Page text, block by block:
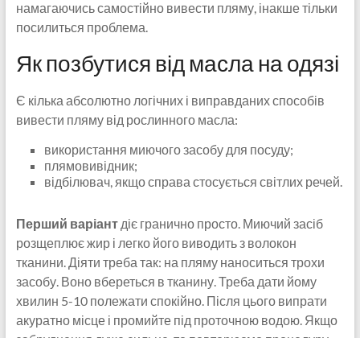
намагаючись самостійно вивести пляму, інакше тільки
посилиться проблема.
Як позбутися від масла на одязі
Є кілька абсолютно логічних і виправданих способів
вивести пляму від рослинного масла:
використання миючого засобу для посуду;
плямовивідник;
відбілювач, якщо справа стосується світлих речей.
Перший варіантдіє гранично просто. Миючий засіб
розщеплює жир і легко його виводить з волокон
тканини. Діяти треба так: на пляму наноситься трохи
засобу. Воно вбереться в тканину. Треба дати йому
хвилин 5-10 полежати спокійно. Після цього випрати
акуратно місце і промийте під проточною водою. Якщо